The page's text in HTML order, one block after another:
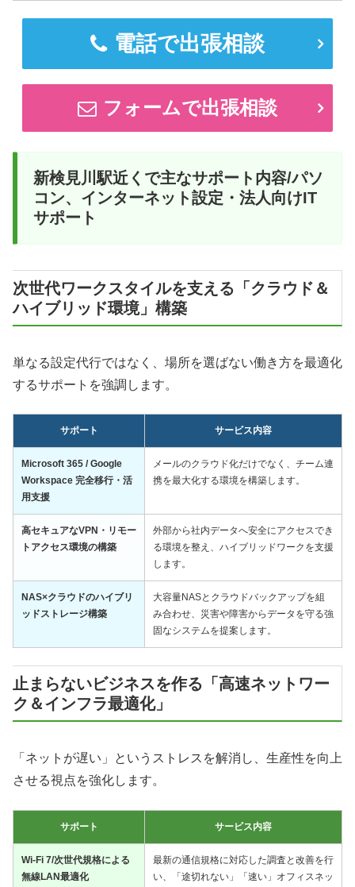
電話で出張相談
フォームで出張相談
新検見川駅近くで主なサポート内容/パソ
コン、インターネット設定・法人向けIT
サポート
次世代ワークスタイルを支える「クラウド＆
ハイブリッド環境」構築
単なる設定代行ではなく、場所を選ばない働き方を最適化
するサポートを強調します。
サポート サービス内容
Microsoft 365 / Google
Workspace 完全移行・活
用支援
メールのクラウド化だけでなく、チーム連
携を最大化する環境を構築します。
高セキュアなVPN・リモー
トアクセス環境の構築
外部から社内データへ安全にアクセスでき
る環境を整え、ハイブリッドワークを支援
します。
NAS×クラウドのハイブリ
ッドストレージ構築
大容量NASとクラウドバックアップを組
み合わせ、災害や障害からデータを守る強
固なシステムを提案します。
止まらないビジネスを作る「高速ネットワー
ク＆インフラ最適化」
「ネットが遅い」というストレスを解消し、生産性を向上
させる視点を強化します。
サポート サービス内容
Wi-Fi 7/次世代規格による
無線LAN最適化
最新の通信規格に対応した調査と改善を行
い、「途切れない」「速い」オフィスネッ